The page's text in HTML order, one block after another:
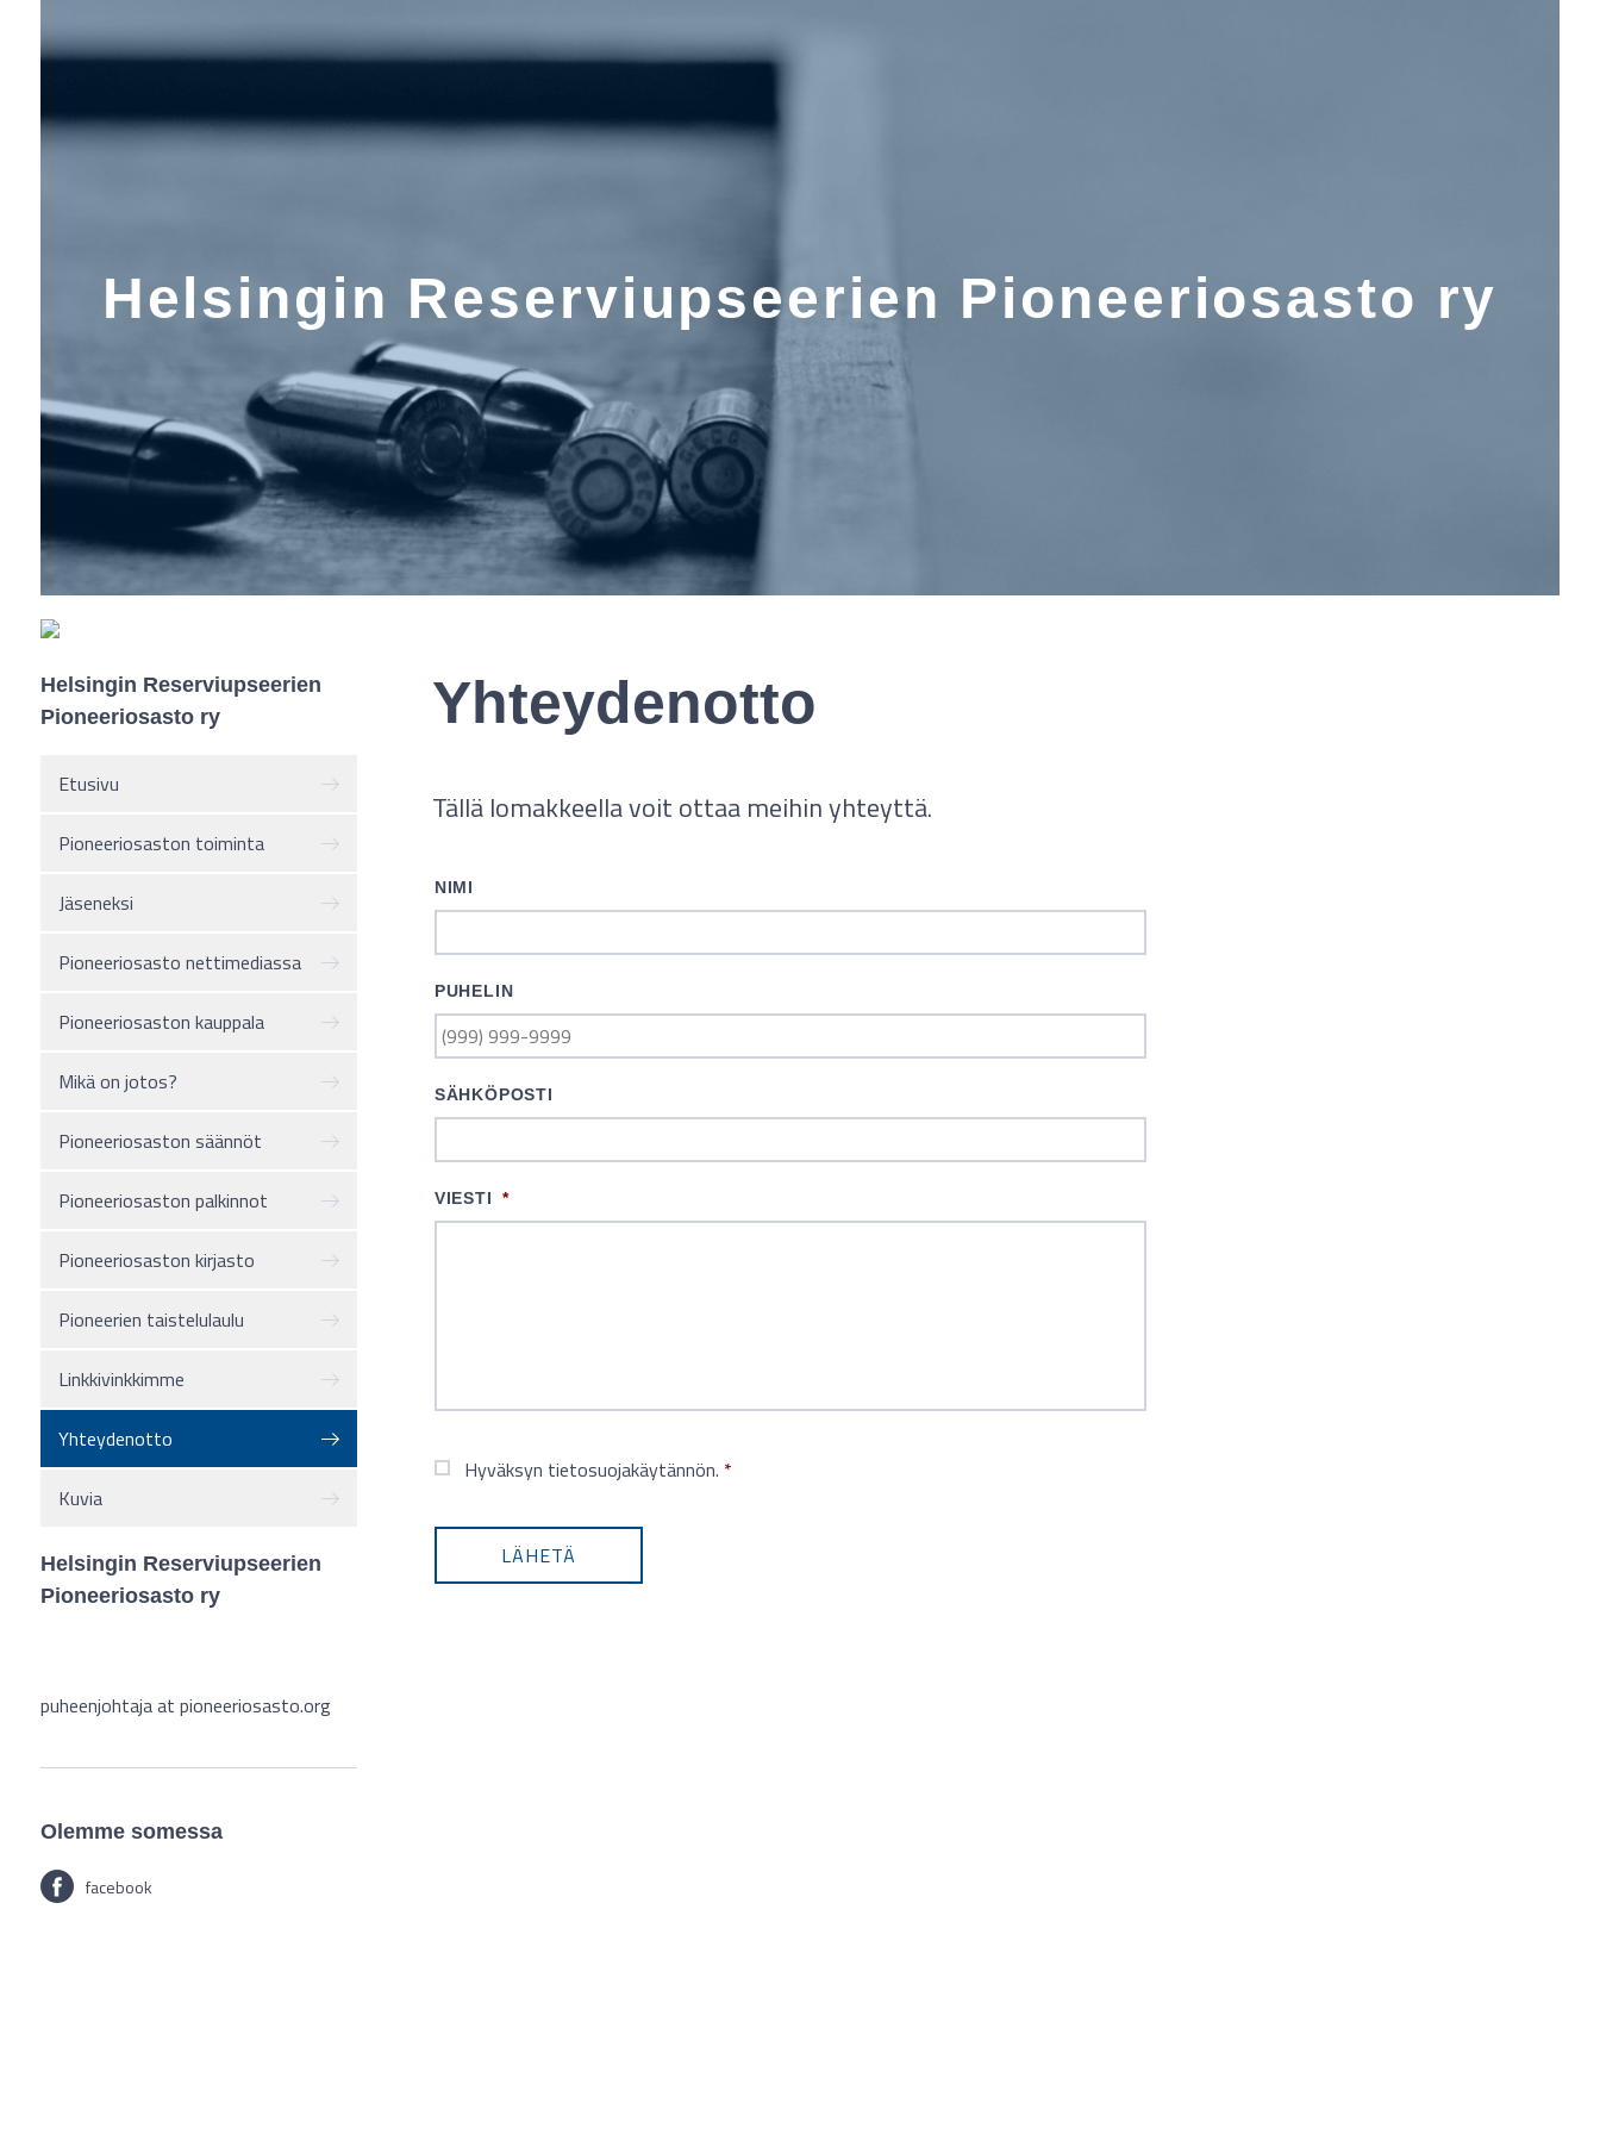
Helsingin Reserviupseerien Pioneeriosasto ry
Helsingin Reserviupseerien
Pioneeriosasto ry
Etusivu
Pioneeriosaston toiminta
Jäseneksi
Pioneeriosasto nettimediassa
Pioneeriosaston kauppala
Mikä on jotos?
Pioneeriosaston säännöt
Pioneeriosaston palkinnot
Pioneeriosaston kirjasto
Pioneerien taistelulaulu
Linkkivinkkimme
Yhteydenotto
Kuvia
Helsingin Reserviupseerien
Pioneeriosasto ry
puheenjohtaja at pioneeriosasto.org
Olemme somessa
facebook
Yhteydenotto
Tällä lomakkeella voit ottaa meihin yhteyttä.
NIMI
PUHELIN
SÄHKÖPOSTI
VIESTI *
Hyväksyn tietosuojakäytännön. *
LÄHETÄ